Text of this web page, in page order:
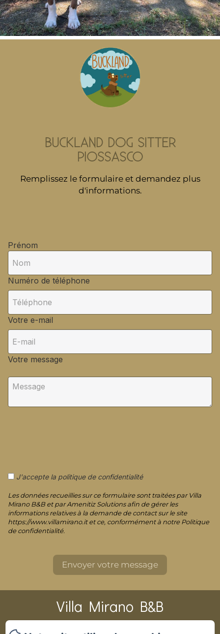
BUCKLAND DOG SITTER
PIOSSASCO
Remplissez le formulaire et demandez plus
d'informations.
Prénom
Numéro de téléphone
Votre e-mail
Votre message
J'accepte la politique de confidentialité
Les données recueillies sur ce formulaire sont traitées par Villa
Mirano B&B et par Amenitiz Solutions afin de gérer les
informations relatives à la demande de contact sur le site
https://www.villamirano.it et ce, conformément à notre Politique
de confidentialité.
Villa Mirano B&B